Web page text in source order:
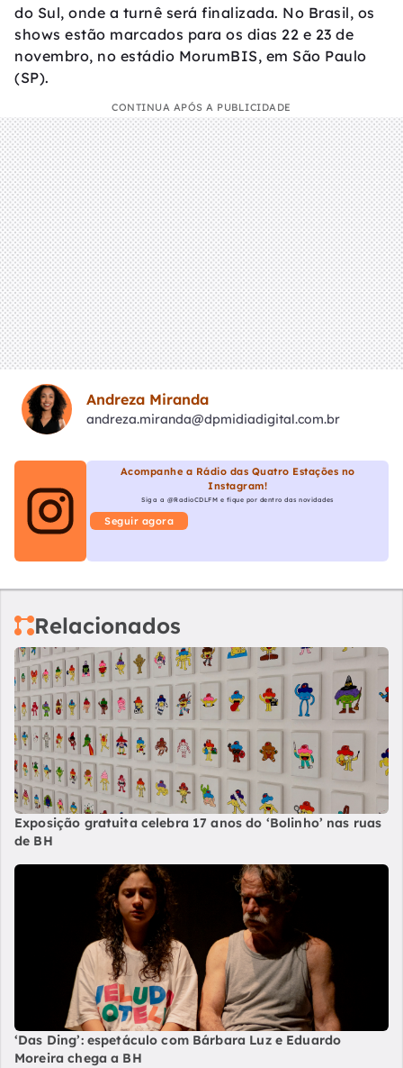
do Sul, onde a turnê será finalizada. No Brasil, os
shows estão marcados para os dias 22 e 23 de
novembro, no estádio MorumBIS, em São Paulo
(SP).
CONTINUA APÓS A PUBLICIDADE
Andreza Miranda
andreza.miranda@dpmidiadigital.com.br
Acompanhe a Rádio das Quatro Estações no
Instagram!
Siga a @RadioCDLFM e fique por dentro das novidades
Seguir agora
Relacionados
Exposição gratuita celebra 17 anos do ‘Bolinho’ nas ruas
de BH
‘Das Ding’: espetáculo com Bárbara Luz e Eduardo
Moreira chega a BH